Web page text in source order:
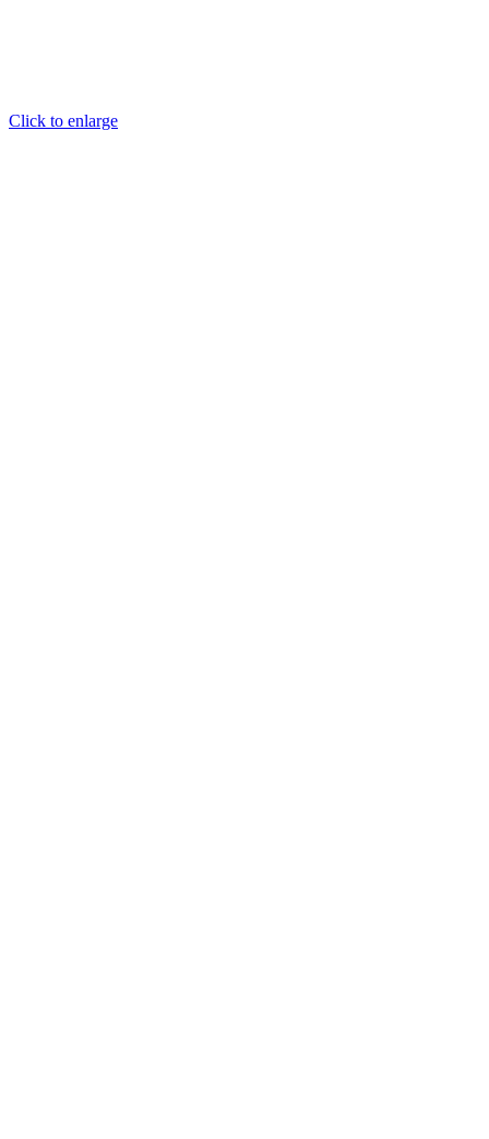
Click to enlarge